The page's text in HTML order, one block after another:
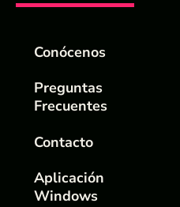
Conócenos
Preguntas
Frecuentes
Contacto
Aplicación
Windows